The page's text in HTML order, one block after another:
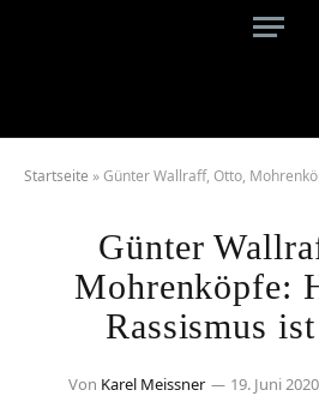
Startseite »Günter Wallraff, Otto, Mohrenköpfe:
Günter
Mohrenköpfe:
Rassismus
Von Karel Meissner 19. Juni 2020